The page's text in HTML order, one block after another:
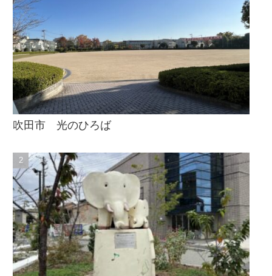
吹田市 光のひろば